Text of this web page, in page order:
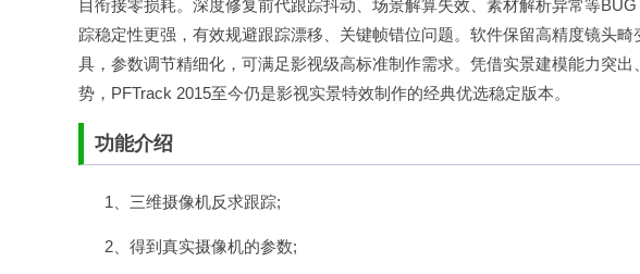
目衔接零损耗。深度修复前代跟踪抖动、场景解算失效、素材解析异常等
踪稳定性更强，有效规避跟踪漂移、关键帧错位问题。软件保留高精度镜头
具，参数调节精细化，可满足影视级高标准制作需求。凭借实景建模能力突
势，PFTrack 2015至今仍是影视实景特效制作的经典优选稳定版本。
功能介绍
1、三维摄像机反求跟踪;
2、得到真实摄像机的参数;